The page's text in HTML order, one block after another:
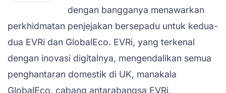
dengan bangganya menawarkan
perkhidmatan penjejakan bersepadu untuk kedua-
dua EVRi dan GlobalEco. EVRi, yang terkenal
dengan inovasi digitalnya, mengendalikan semua
penghantaran domestik di UK, manakala
GlobalEco, cabang antarabangsa EVRi,